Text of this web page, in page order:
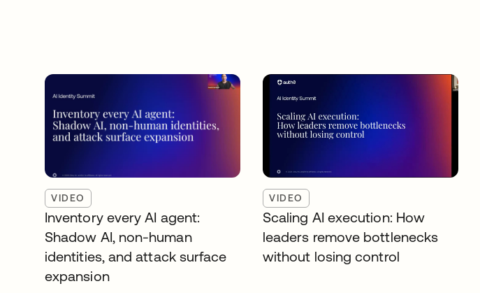
VIDEO
Inventory every AI agent:
Shadow AI, non-human
identities, and attack surface
expansion
VIDEO
Scaling AI execution: How
leaders remove bottlenecks
without losing control